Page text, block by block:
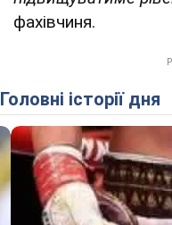
фахівчиня.
Головні історії дня